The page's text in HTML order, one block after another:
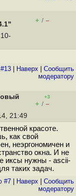
+ / –
Наверх
Cообщить
модератору
+3
+ / –
21:49
красоте.
как свой
неэргономичен и
окна. И не
иксы нужны - ascii-
таких задач.
#7 Наверх
Cообщить
модератору